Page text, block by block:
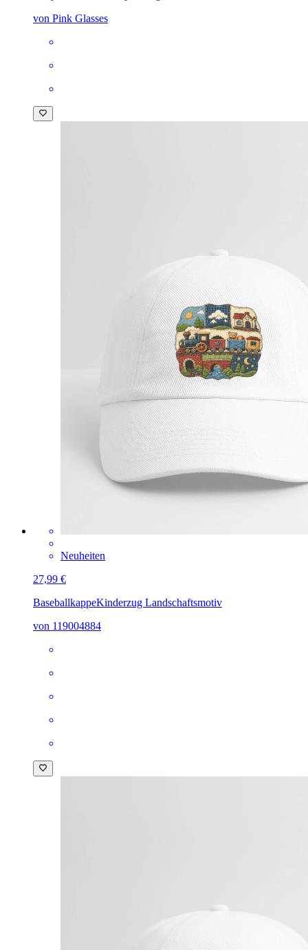
von Pink Glasses
Neuheiten
27,99 €
BaseballkappeKinderzug Landschaftsmotiv
von 119004884